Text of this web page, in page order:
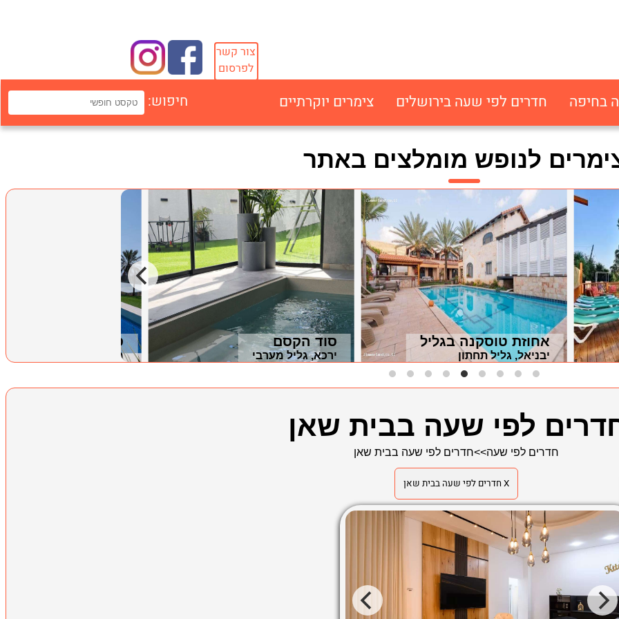
צור קשר
לפרסום
בחיפה חדרים לפי שעה בירושלים צימרים יוקרתיים חיפוש:
לנופש מומלצים באתר
סוויטה סיינה siena
מגדל, גליל תחתון
סוד הקסם
ירכא, גליל מערבי
אחוזת טוסקנה בגליל
יבניאל, גליל תחתון
לפי שעה בבית שאן
חדרים לפי שעה>>חדרים לפי שעה בבית שאן
X חדרים לפי שעה בבית שאן